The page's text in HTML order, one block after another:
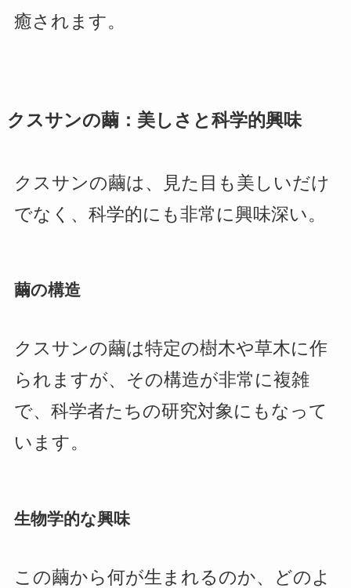
癒されます。
クスサンの繭：美しさと科学的興味
クスサンの繭は、見た目も美しいだけ
でなく、科学的にも非常に興味深い。
繭の構造
クスサンの繭は特定の樹木や草木に作
られますが、その構造が非常に複雑
で、科学者たちの研究対象にもなって
います。
生物学的な興味
この繭から何が生まれるのか、どのよ